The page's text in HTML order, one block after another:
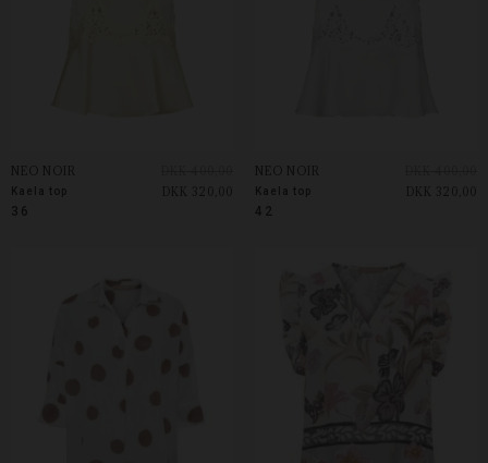
36
NEO NOIR
Kaela top
DKK 320,00
42
NEO NOIR
Kaela top
DKK 320,00